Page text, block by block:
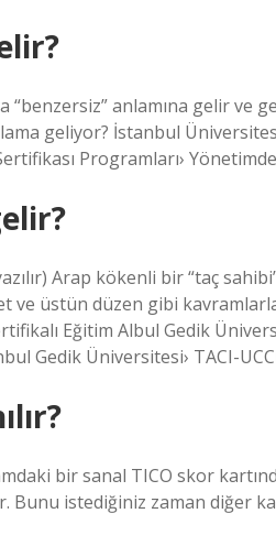
“benzersiz” anlamına gelir ve
geliyor? İstanbul
Programları› Yönetimde
Arap kökenli bir “taç sahibi”,
ve üstün düzen gibi
Eğitim Albul Gedik
Gedik Üniversitesi› TACI-
bir sanal TICO skor
Bunu istediğiniz zaman diğer